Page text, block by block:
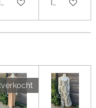
In winkelwagenIn